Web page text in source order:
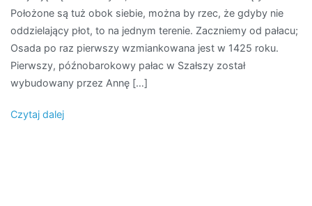
Położone są tuż obok siebie, można by rzec, że gdyby nie
oddzielający płot, to na jednym terenie. Zaczniemy od pałacu;
Osada po raz pierwszy wzmiankowana jest w 1425 roku.
Pierwszy, późnobarokowy pałac w Szałszy został
wybudowany przez Annę […]
Czytaj dalej